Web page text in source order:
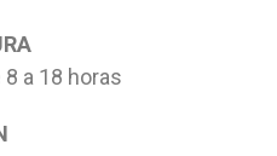
a 18 horas